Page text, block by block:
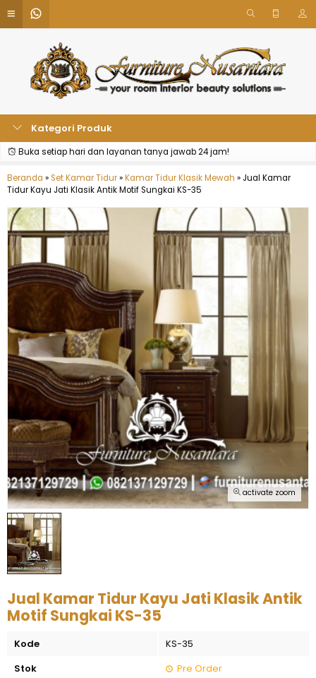
Kategori Produk
Buka setiap hari dan layanan tanya jawab 24 jam!
Beranda »Set Kamar Tidur»Kamar Tidur Klasik Mewah » Jual Kamar
Tidur Kayu Jati Klasik Antik Motif Sungkai KS-35
activate zoom
Jual Kamar Tidur Kayu Jati Klasik Antik
Motif Sungkai KS-35
Kode
KS-35
Stok
Pre Order